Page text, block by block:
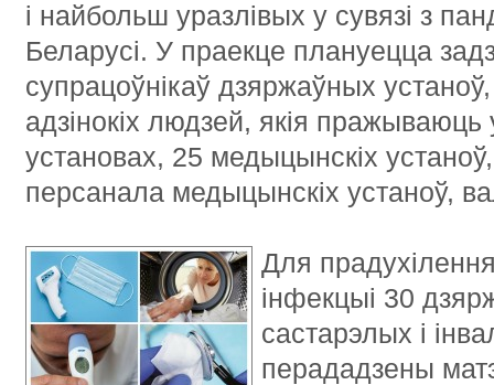
і найбольш уразлівых у сувязі з
Беларусі. У праекце плануецца
супрацоўнікаў дзяржаўных
адзінокіх людзей, якія
установах, 25 медыцынскіх
персанала медыцынскіх устаноў,
Для п
інфекцыі 30
састарэлых і
перададзены